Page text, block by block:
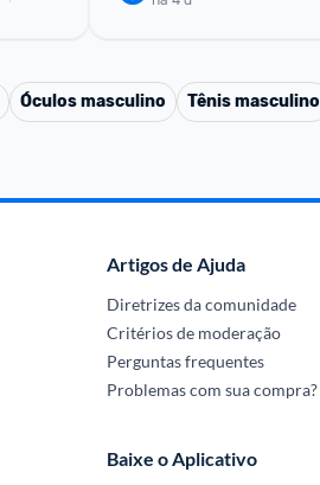
Óculos masculino Tênis masculino
Artigos de Ajuda
Diretrizes da comunidade
Critérios de moderação
Perguntas frequentes
Problemas com sua compra?
Baixe o Aplicativo